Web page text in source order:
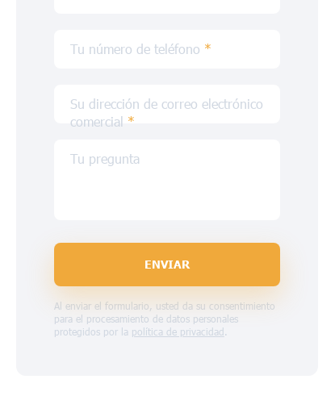
Tu número de teléfono *
Su dirección de correo electrónico
comercial *
Tu pregunta
ENVIAR
Al enviar el formulario, usted da su consentimiento
para el procesamiento de datos personales
protegidos por la política de privacidad .